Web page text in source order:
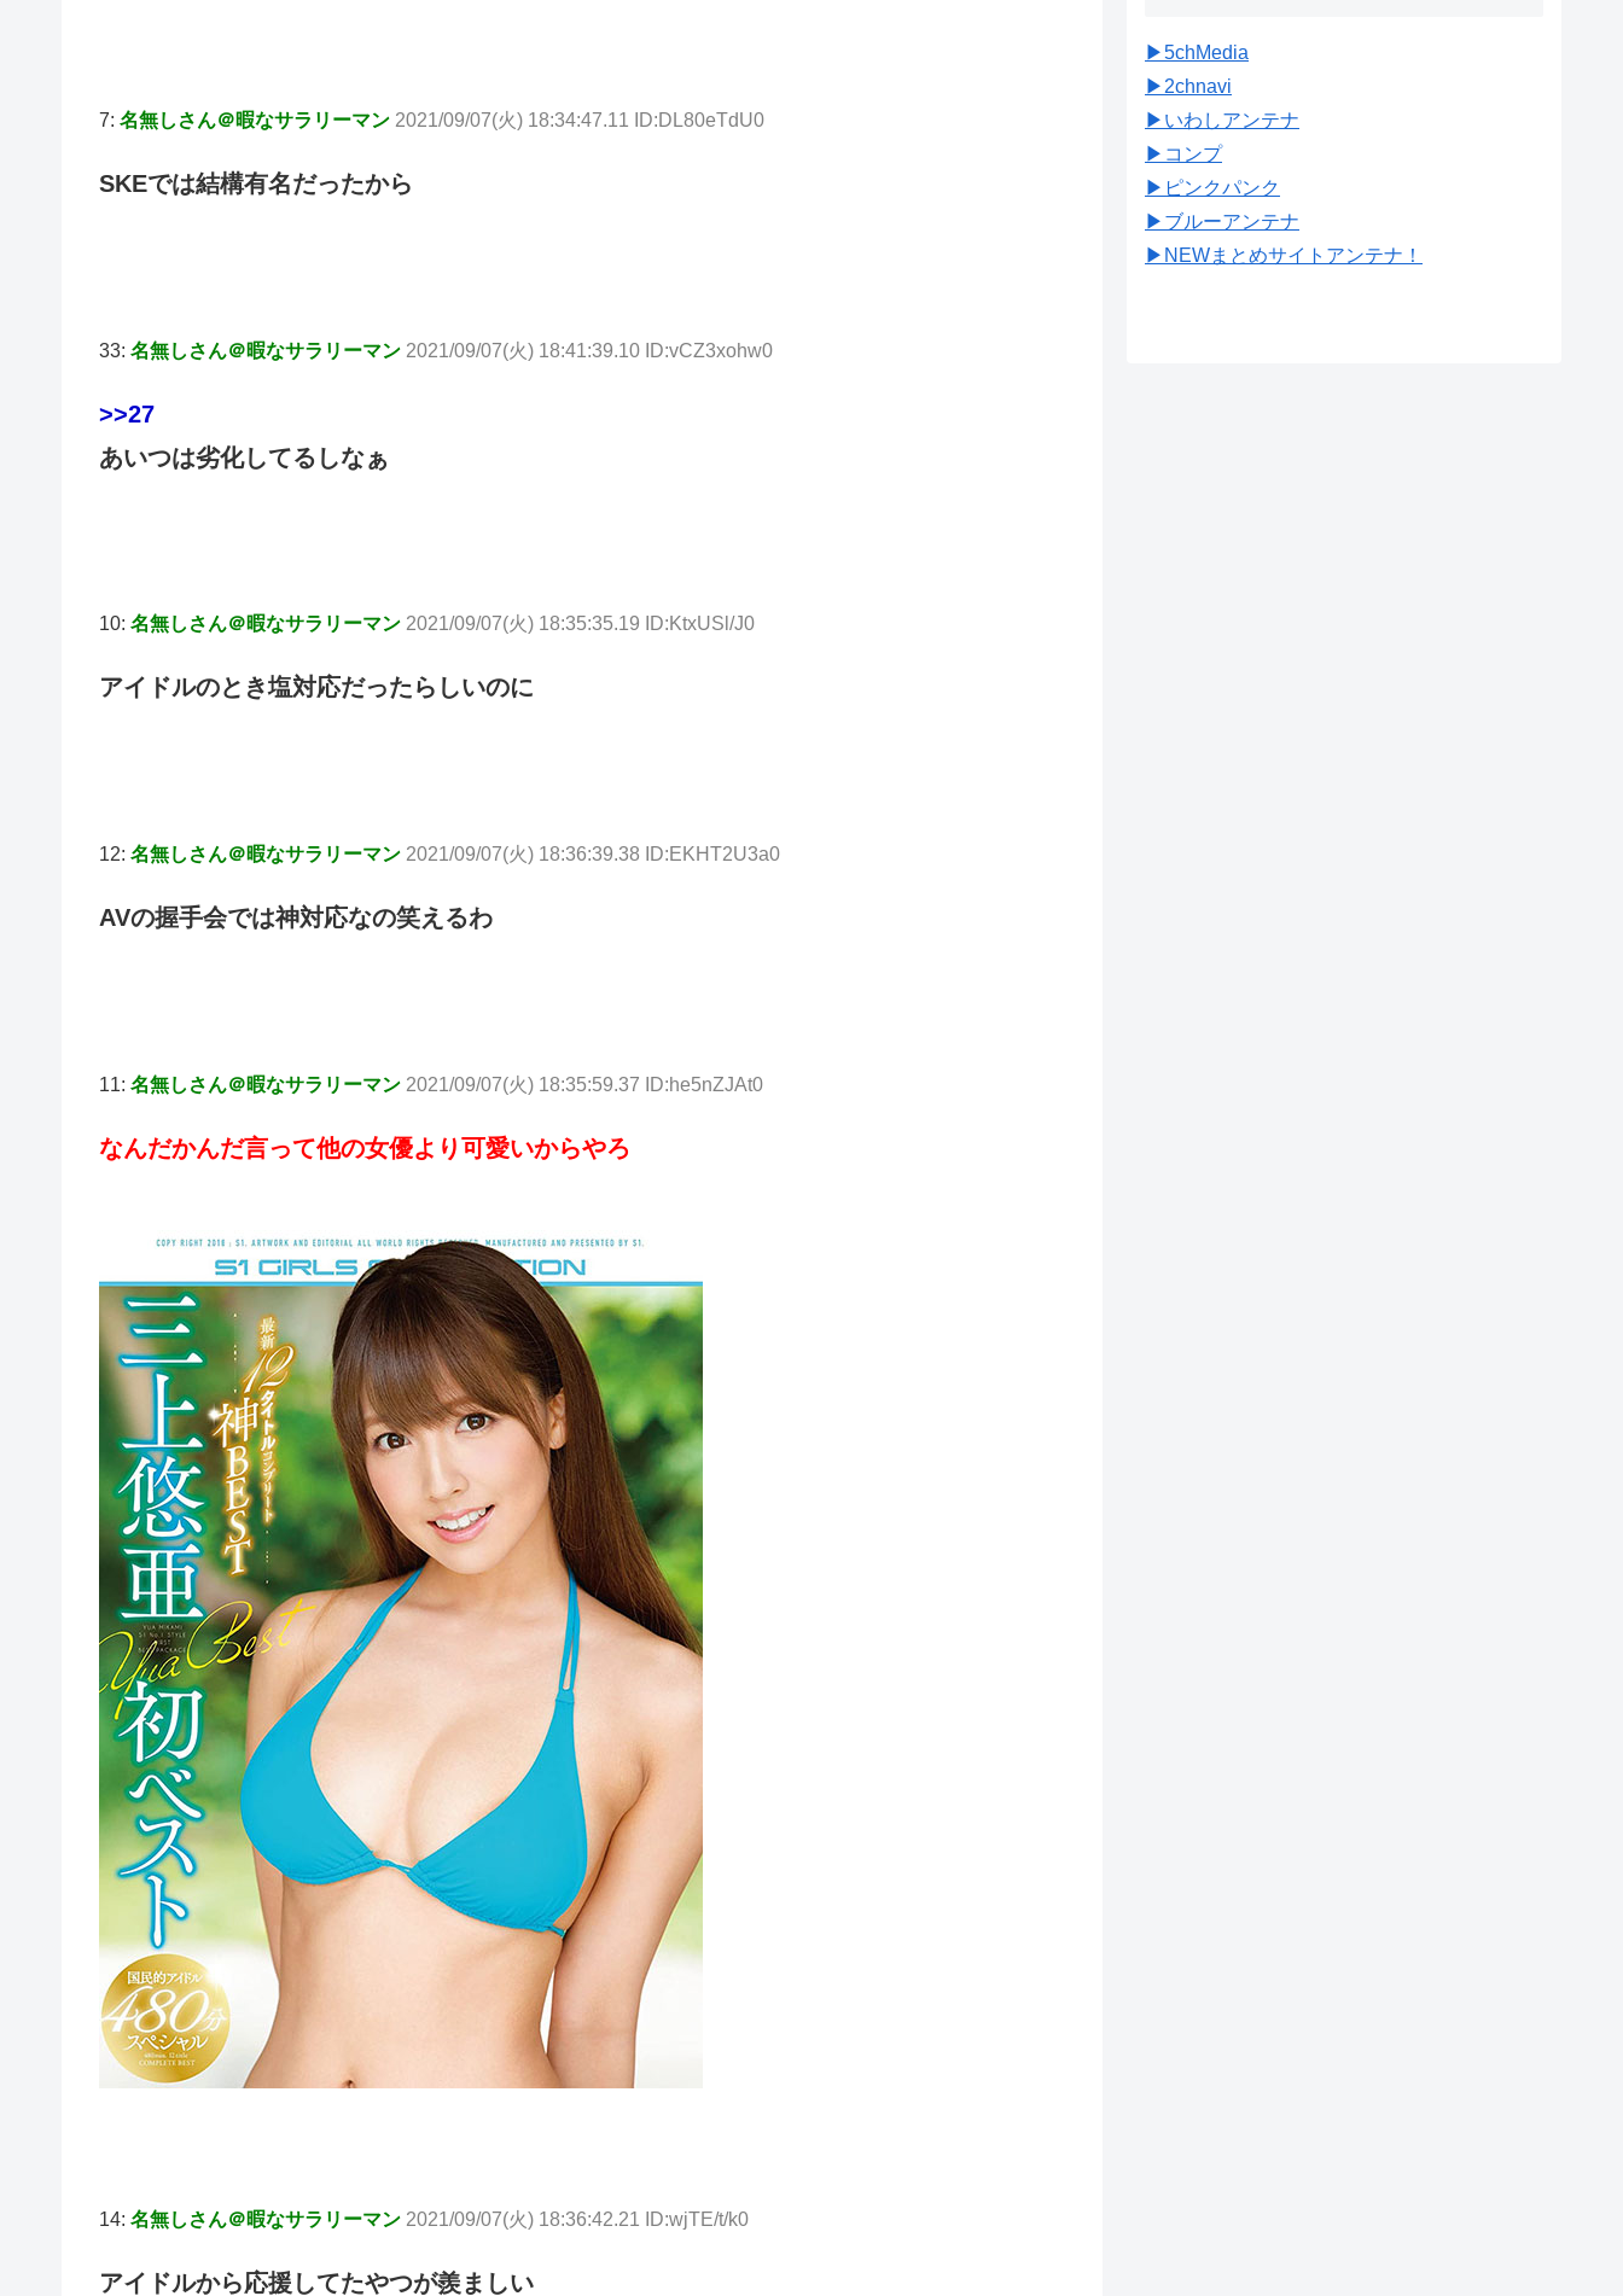
7: 名無しさん＠暇なサラリーマン 2021/09/07(火) 18:34:47.11 ID:DL80eTdU0
SKEでは結構有名だったから
33: 名無しさん＠暇なサラリーマン 2021/09/07(火) 18:41:39.10 ID:vCZ3xohw0
>>27
あいつは劣化してるしなぁ
10: 名無しさん＠暇なサラリーマン 2021/09/07(火) 18:35:35.19 ID:KtxUSl/J0
アイドルのとき塩対応だったらしいのに
12: 名無しさん＠暇なサラリーマン 2021/09/07(火) 18:36:39.38 ID:EKHT2U3a0
AVの握手会では神対応なの笑えるわ
11: 名無しさん＠暇なサラリーマン 2021/09/07(火) 18:35:59.37 ID:he5nZJAt0
なんだかんだ言って他の女優より可愛いからやろ
14: 名無しさん＠暇なサラリーマン 2021/09/07(火) 18:36:42.21 ID:wjTE/t/k0
アイドルから応援してたやつが羨ましい
▶︎5chMedia
▶︎2chnavi
▶︎いわしアンテナ
▶︎コンプ
▶︎ピンクパンク
▶︎ブルーアンテナ
▶︎NEWまとめサイトアンテナ！